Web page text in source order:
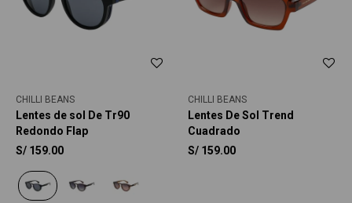
CHILLI BEANS
Lentes de sol De Tr90
Redondo Flap
S/ 159.00
CHILLI BEANS
Lentes De Sol Trend
Cuadrado
S/ 159.00